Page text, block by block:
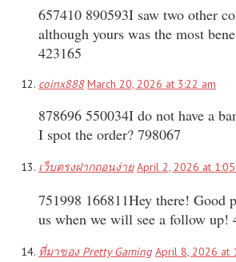
657410 890593I saw two other
although yours was the most
423165
coinx888 March 20, 2026 at 3:22 am
878696 550034I do not have a
I spot the order? 798067
เว็บตรงฝากถอนง่าย April 2, 2026 at
751998 166811Hey there! Good
us when we will see a follow up!
ที่มาของ Pretty Gaming April 8, 2026 at